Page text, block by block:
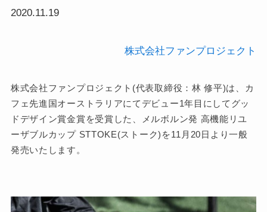
2020.11.19
株式会社ファンプロジェクト
株式会社ファンプロジェクト(代表取締役：林 修平)は、カ
フェ先進国オーストラリアにてデビュー1年目にしてグッ
ドデザイン賞金賞を受賞した、メルボルン発 高機能リユ
ーザブルカップ STTOKE(ストーク)を11月20日より一般
発売いたします。